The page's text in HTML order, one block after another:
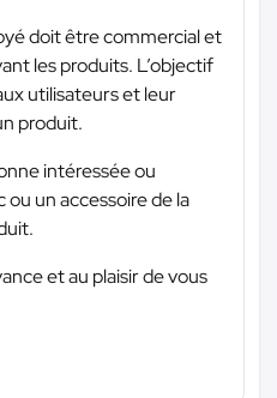
doit être commercial et
les produits. L’objectif
utilisateurs et leur
produit.
intéressée ou
un accessoire de la
et au plaisir de vous